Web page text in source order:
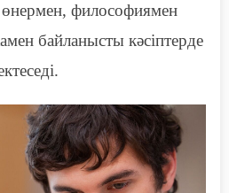
өнермен, философиямен
байланысты кәсіптерде